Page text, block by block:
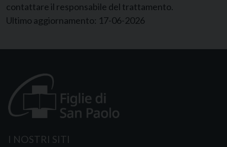
contattare il responsabile del trattamento.
Ultimo aggiornamento: 17-06-2026
I NOSTRI SITI